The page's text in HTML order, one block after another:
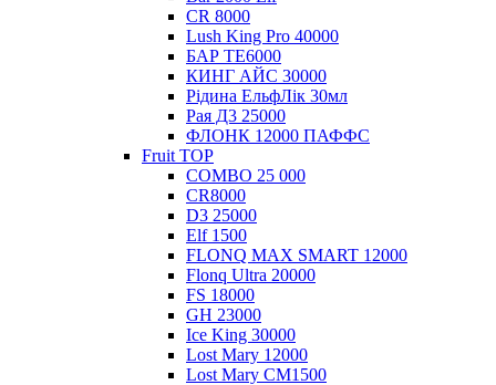
CR 8000
Lush King Pro 40000
БАР ТЕ6000
КИНГ АЙС 30000
Рідина ЕльфЛік 30мл
Рая Д3 25000
ФЛОНК 12000 ПАФФС
Fruit TOP
COMBO 25 000
CR8000
D3 25000
Elf 1500
FLONQ MAX SMART 12000
Flonq Ultra 20000
FS 18000
GH 23000
Ice King 30000
Lost Mary 12000
Lost Mary CM1500